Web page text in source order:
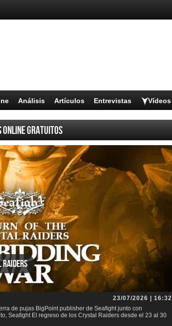
Análisis Artículos Entrevistas Vídeos
online gratuitos
23/07/2026 | 16:32
de pujas BigPoint publisher de Seafight junto con
Seafight El regreso de los Crystal Raiders desde el 23 al 30